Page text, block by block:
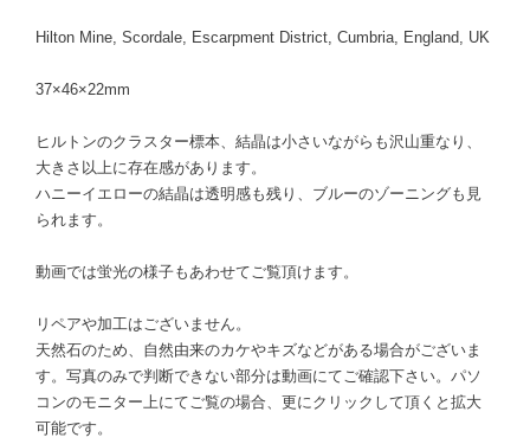
Hilton Mine, Scordale, Escarpment District, Cumbria, England, UK
37×46×22mm
ヒルトンのクラスター標本、結晶は小さいながらも沢山重なり、
大きさ以上に存在感があります。
ハニーイエローの結晶は透明感も残り、ブルーのゾーニングも見
られます。
動画では蛍光の様子もあわせてご覧頂けます。
リペアや加工はございません。
天然石のため、自然由来のカケやキズなどがある場合がございま
す。写真のみで判断できない部分は動画にてご確認下さい。パソ
コンのモニター上にてご覧の場合、更にクリックして頂くと拡大
可能です。